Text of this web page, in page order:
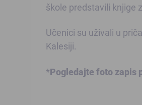
škole predstavili knjige
Učenici su uživali u
Kalesiji.
*Pogledajte foto zapis